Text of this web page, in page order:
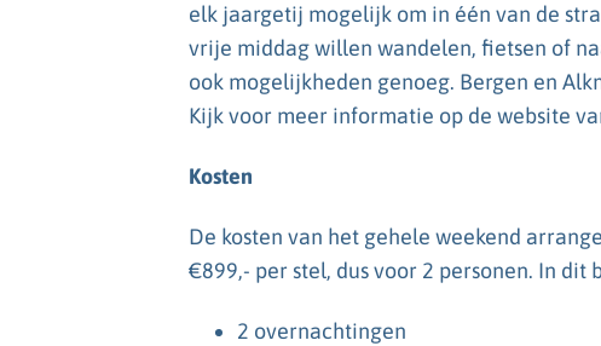
elk jaargetij mogelijk om in één van de
vrije middag willen wandelen, fietsen of
ook mogelijkheden genoeg. Bergen en
Kijk voor meer informatie op de website
Kosten
De kosten van het gehele weekend
€899,- per stel, dus voor 2 personen. In dit
2 overnachtingen